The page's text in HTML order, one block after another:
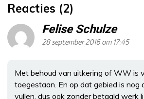
Reacties (2)
Felise Schulze
28 september 2016 om 17:45
Met behoud van uitkering of WW is
toegestaan. En op dat gebied is nog
vullen, dus ook zonder betaald werk